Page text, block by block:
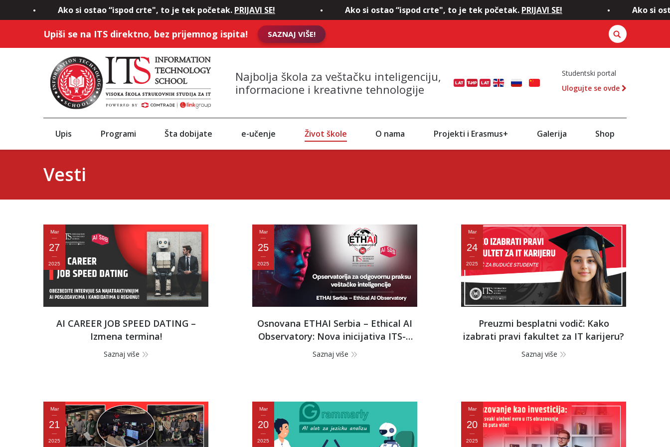
Ako si ostao “ispod crte", to je tek početak.PRIJAVI SE! Ako si ostao “ispod crte", to je tek početak.PRIJAVI SE! Ako si
Upiši se na ITS direktno, bez prijemnog ispita! SAZNAJ VIŠE!
Najbolja škola za veštačku inteligenciju,
informacione i kreativne tehnologije
Studentski portal
Ulogujte se ovde
Upis Programi Šta dobijate e-učenje Život škole O nama Projekti i Erasmus+ Galerija Shop
Vesti
Mar
27
2025
AI CAREER JOB SPEED DATING –
Izmena termina!
Saznaj više
Mar
25
2025
Osnovana ETHAI Serbia – Ethical AI
Observatory: Nova inicijativa ITS-a
za odgovornu primenu veštačke
inteligencije
Saznaj više
Mar
24
2025
Preuzmi besplatni vodič: Kako
izabrati pravi fakultet za IT karijeru?
Saznaj više
Mar
21
2025
Mar
20
2025
Mar
20
2025